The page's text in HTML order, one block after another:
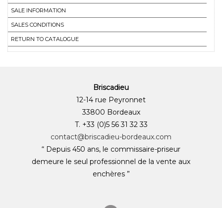
SALE INFORMATION
SALES CONDITIONS
RETURN TO CATALOGUE
Briscadieu
12-14 rue Peyronnet
33800 Bordeaux
T. +33 (0)5 56 31 32 33
contact@briscadieu-bordeaux.com
“ Depuis 450 ans, le commissaire-priseur
demeure le seul professionnel de la vente aux
enchères ”